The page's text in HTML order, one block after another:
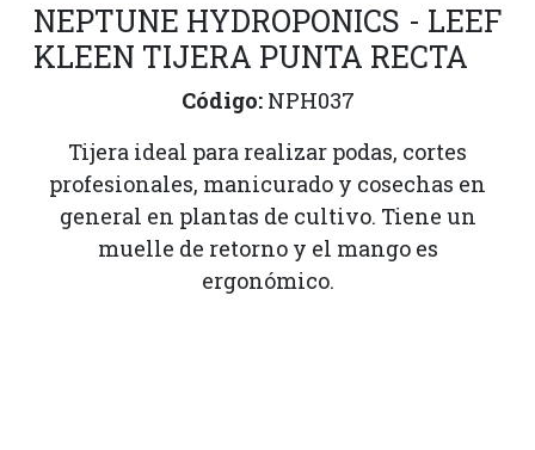
NEPTUNE HYDROPONICS - LEEF
KLEEN TIJERA PUNTA RECTA
Código:NPH037
Tijera ideal para realizar podas, cortes
profesionales, manicurado y cosechas en
general en plantas de cultivo. Tiene un
muelle de retorno y el mango es
ergonómico.